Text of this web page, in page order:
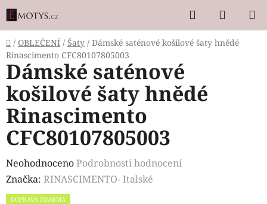
Přejít
na
obsah
Hledat
KOŠÍK
Domů
/ OBLEČENÍ / Šaty / Dámské saténové košilové šaty hnědé
Rinascimento CFC80107805003
Dámské saténové
košilové šaty hnědé
Rinascimento
CFC80107805003
Průměrné
hodnocení
produktu
NeohodnocenoPodrobnosti hodnocení
Značka: RINASCIMENTO- Italské
DOPRAVA ZDARMA